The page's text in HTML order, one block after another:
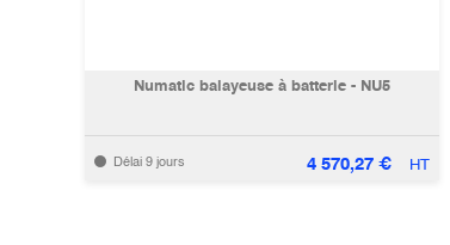
Numatic balayeuse à batterie - NU5
Délai 9 jours 4 570,27€ HT